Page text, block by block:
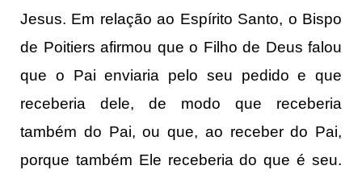
Jesus. Em relação ao Espírito Santo, o Bispo
de Poitiers afirmou que o Filho de Deus falou
que o Pai enviaria pelo seu pedido e que
receberia dele, de modo que receberia
também do Pai, ou que, ao receber do Pai,
porque também Ele receberia do que é seu.